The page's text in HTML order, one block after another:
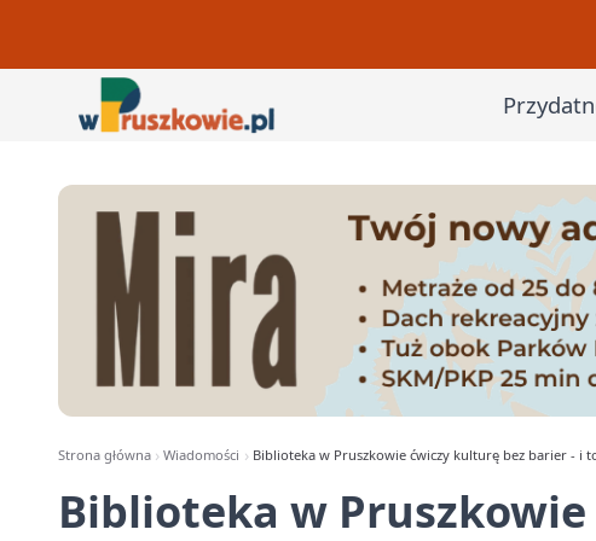
Strona główna Wiadomości Biblioteka w Pruszkowie ćwiczy kulturę bez barier - i
Biblioteka w